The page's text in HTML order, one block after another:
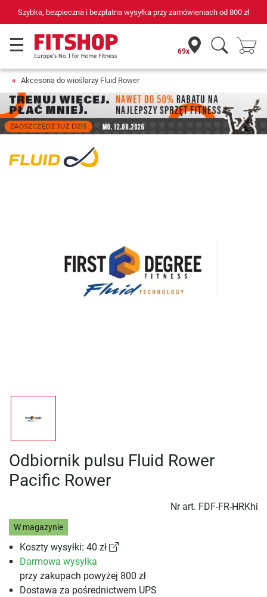
Szybka, bezpieczna i bezpłatna wysyłka przy zamówieniach od 800 zł
69x
Akcesoria do wioślarzy Fluid Rower
Odbiornik pulsu Fluid Rower
Pacific Rower
Nr art. FDF-FR-HRKhi
W magazynie
Koszty wysyłki: 40 zł
Darmowa wysyłka
przy zakupach powyżej 800 zł
Dostawa za pośrednictwem UPS